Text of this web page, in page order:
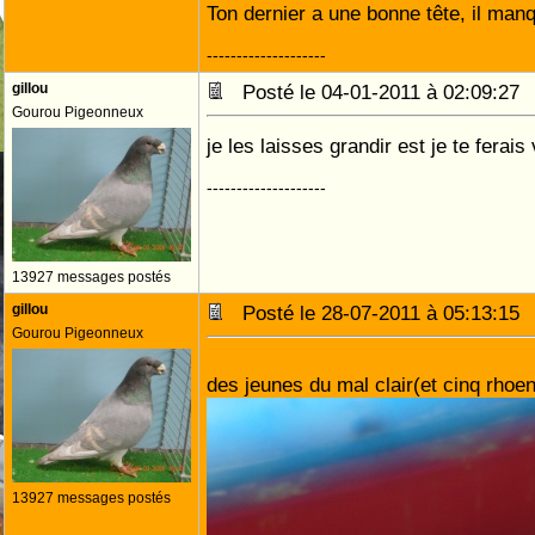
Ton dernier a une bonne tête, il
--------------------
gillou
Gourou Pigeonneux
13927 messages postés
Posté le 04-01-2011 à
je les laisses grandir est je te
--------------------
gillou
Gourou Pigeonneux
13927 messages postés
Posté le 28-07-2011 à
des jeunes du mal clair(et cinq